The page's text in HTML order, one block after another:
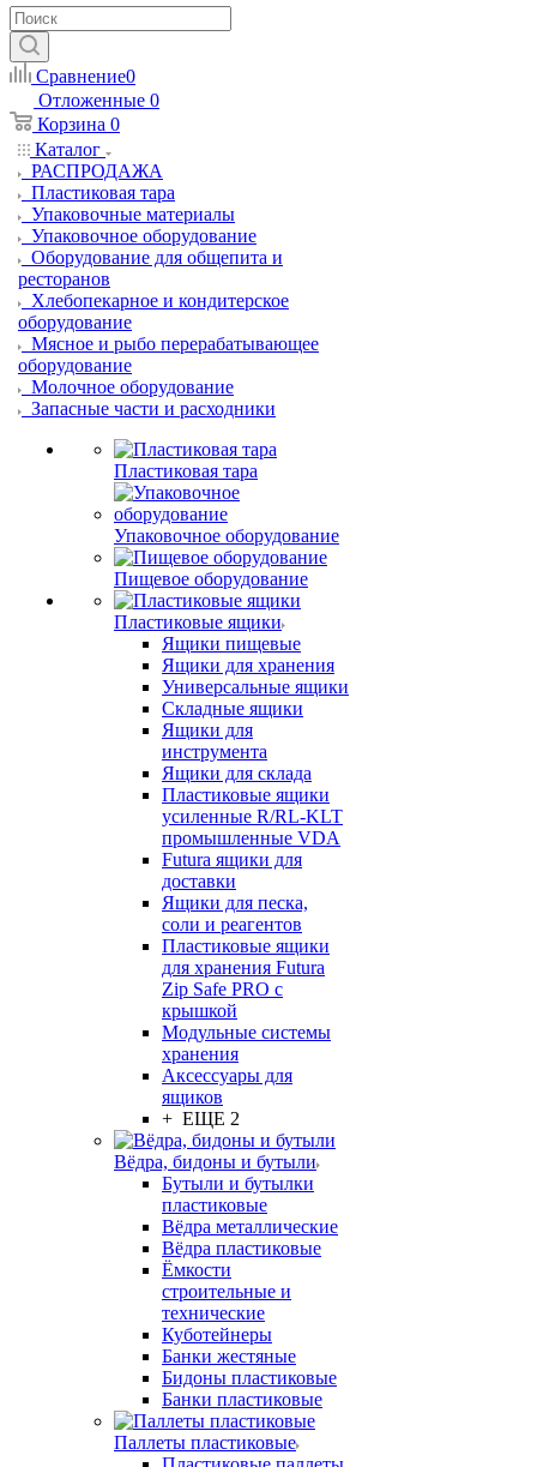
Сравнение0
Отложенные 0
Корзина 0
Каталог
РАСПРОДАЖА
Пластиковая тара
Упаковочные материалы
Упаковочное оборудование
Оборудование для общепита и
ресторанов
Хлебопекарное и кондитерское
оборудование
Мясное и рыбо перерабатывающее
оборудование
Молочное оборудование
Запасные части и расходники
Пластиковая тара
Упаковочное оборудование
Пищевое оборудование
Пластиковые ящики
Ящики пищевые
Ящики для хранения
Универсальные ящики
Складные ящики
Ящики для
инструмента
Ящики для склада
Пластиковые ящики
усиленные R/RL-KLT
промышленные VDA
Futura ящики для
доставки
Ящики для песка,
соли и реагентов
Пластиковые ящики
для хранения Futura
Zip Safe PRO с
крышкой
Модульные системы
хранения
Аксессуары для
ящиков
+ ЕЩЕ 2
Вёдра, бидоны и бутыли
Бутыли и бутылки
пластиковые
Вёдра металлические
Вёдра пластиковые
Ёмкости
строительные и
технические
Куботейнеры
Банки жестяные
Бидоны пластиковые
Банки пластиковые
Паллеты пластиковые